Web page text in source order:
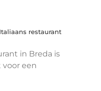
restaurant
in Breda is
een